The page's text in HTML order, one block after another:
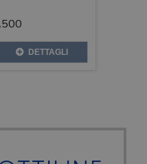
DETTAGLI